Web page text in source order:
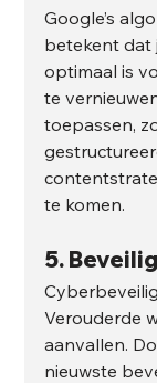
Google’s
betekent dat
optimaal is
te
toepassen,
te komen.
5.
Verouderde
aanvallen.
nieuwste